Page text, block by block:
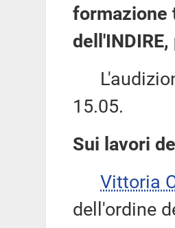
formazione
15.05.
Sui lavori
Vittoria
dell'ordine